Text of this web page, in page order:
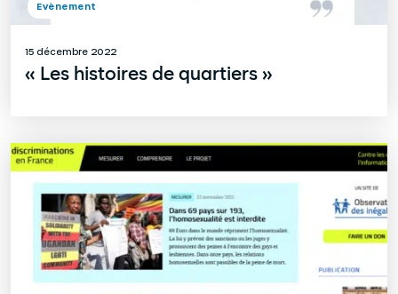
15 décembre 2022
« Les histoires de quartiers »
Evènement